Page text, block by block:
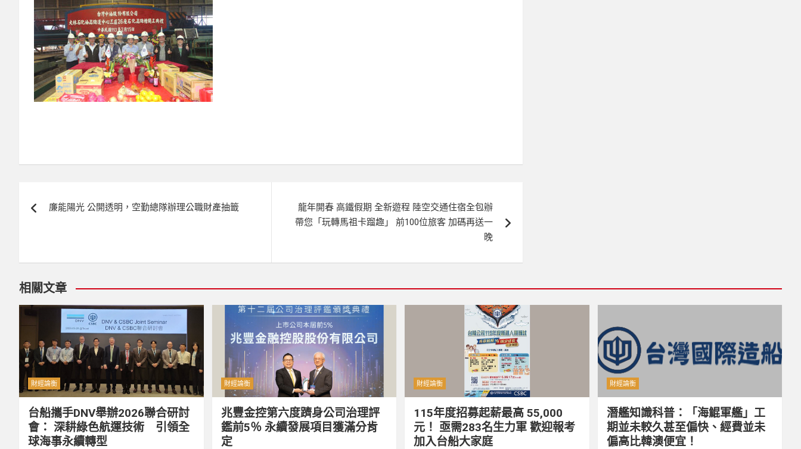
章
覽
廉能陽光 公開透明，空勤總隊辦理公職財產抽籤
龍年開春 高鐵假期 全新遊程 陸空交通住宿全包辦
帶您「玩轉馬祖卡蹓趣」 前100位旅客 加碼再送一
晚
相關文章
財經論衡
台船攜手DNV舉辦2026聯合研討
會： 深耕綠色航運技術 引領全
球海事永續轉型
財經論衡
兆豐金控第六度躋身公司治理評
鑑前5％ 永續發展項目獲滿分肯
定
財經論衡
115年度招募起薪最高 55,000
元！ 亟需283名生力軍 歡迎報考
加入台船大家庭
財經論衡
潛艦知識科普：「海鯤軍艦」工
期並未較久甚至偏快、經費並未
偏高比韓澳便宜！